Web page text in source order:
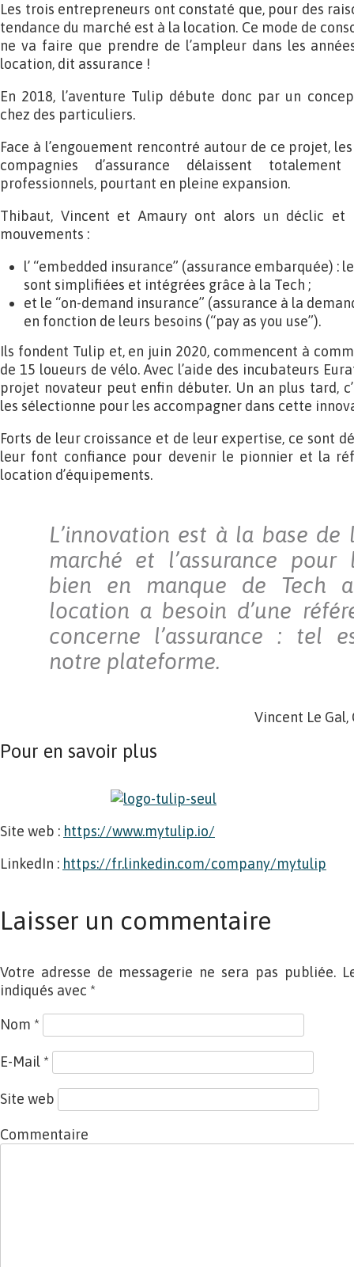
Les trois entrepreneurs ont constaté que, pour des
tendance du marché est à la location. Ce mode de
ne va faire que prendre de l’ampleur dans les
location, dit assurance !
En 2018, l’aventure Tulip débute donc par un
chez des particuliers.
Face à l’engouement rencontré autour de ce projet,
compagnies d’assurance délaissent
professionnels, pourtant en pleine expansion.
Thibaut, Vincent et Amaury ont alors un déclic
mouvements :
l’ “embedded insurance” (assurance embarquée) :
sont simplifiées et intégrées grâce à la Tech ;
et le “on-demand insurance” (assurance à la
en fonction de leurs besoins (“pay as you use”).
Ils fondent Tulip et, en juin 2020, commencent à
de 15 loueurs de vélo. Avec l’aide des incubateurs
projet novateur peut enfin débuter. Un an plus tard,
les sélectionne pour les accompagner dans cette
Forts de leur croissance et de leur expertise, ce sont
leur font confiance pour devenir le pionnier et la
location d’équipements.
L’innovation est à la base de
marché et l’assurance
bien en manque de Tech
location a besoin d’une
concerne l’assurance : tel
notre plateforme.
Vincent Le
Pour en savoir plus
Site web : https://www.mytulip.io/
LinkedIn : https://fr.linkedin.com/company/mytulip
Laisser un commentaire
Votre adresse de messagerie ne sera pas publiée.
indiqués avec *
Nom *
E-Mail *
Site web
Commentaire